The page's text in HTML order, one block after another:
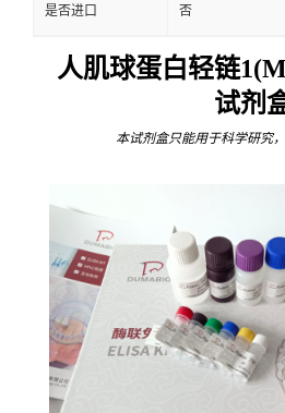
是否进口 否
人肌球蛋白轻链
试剂
本试剂盒只能用于科学研究